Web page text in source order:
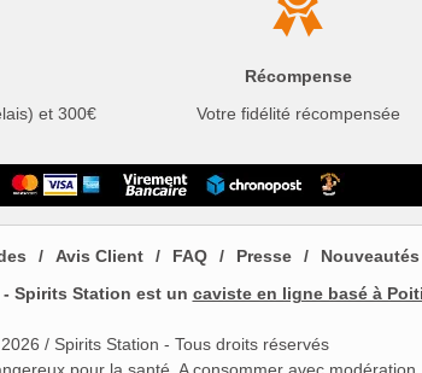
et 300€
Récompense
Votre fidélité récompensée
Avis Client FAQ Presse Nouveautés
Spirits Station est un caviste en ligne basé à
/ Spirits Station - Tous droits réservés
pour la santé. A consommer avec modération.